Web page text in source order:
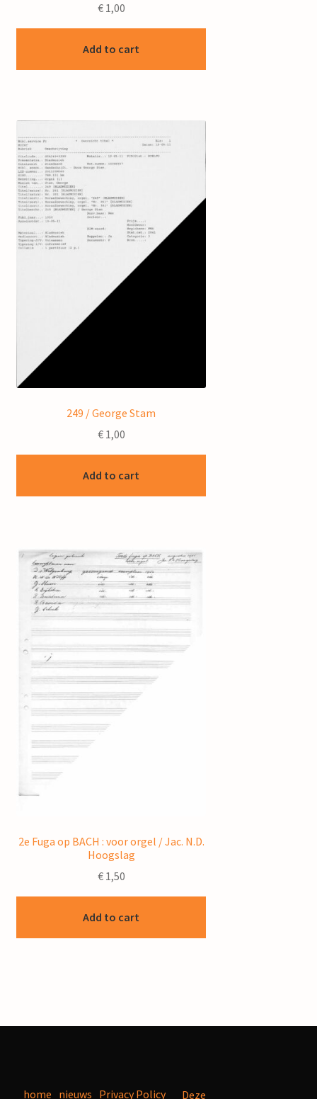
€1,00
Add to cart
249 / George Stam
€1,00
Add to cart
2e Fuga op BACH : voor orgel / Jac. N.D.
Hoogslag
€1,50
Add to cart
home nieuws Privacy Policy Deze